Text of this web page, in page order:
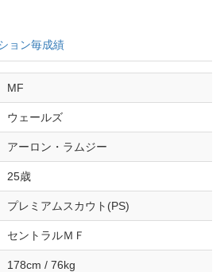
ョン毎成績
MF
ウェールズ
アーロン・ラムジー
25歳
プレミアムスカウト(PS)
セントラルＭＦ
178cm / 76kg